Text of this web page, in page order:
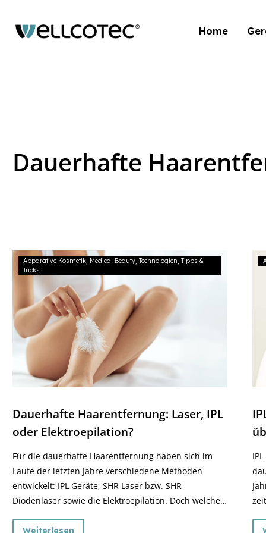
Home
Dauerhafte
Apparative Kosmetik Medical Beauty Technologien Tipps &
Tricks
Dauerhafte Haarentfernung: Laser, IPL
oder Elektroepilation?
Für die dauerhafte Haarentfernung haben sich im
Laufe der letzten Jahre verschiedene Methoden
entwickelt: IPL Geräte, SHR Laser bzw. SHR
Diodenlaser sowie die Elektroepilation. Doch welches
nachhaltig?
Weiterlesen